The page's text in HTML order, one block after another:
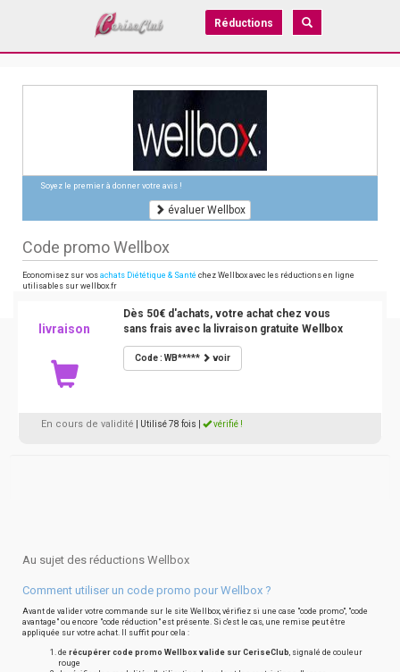
Réductions
Soyez le premier à donner votre avis !
évaluer Wellbox
Code promo Wellbox
Economisez sur vos achats Diététique & Santé chez Wellbox avec les réductions en ligne
utilisables sur wellbox.fr
livraison
Dès 50€ d'achats, votre achat chez vous
sans frais avec la livraison gratuite Wellbox
Code : WB***** voir
En cours de validité | Utilisé 78 fois vérifié !
Au sujet des réductions Wellbox
Comment utiliser un code promo pour Wellbox ?
Avant de valider votre commande sur le site Wellbox, vérifiez si une case "code promo", "code
avantage" ou encore "code réduction" est présente. Si c'est le cas, une remise peut être
appliquée sur votre achat. Il suffit pour cela :
de récupérer code promo Wellbox valide sur CeriseClub, signalé de couleur
rouge